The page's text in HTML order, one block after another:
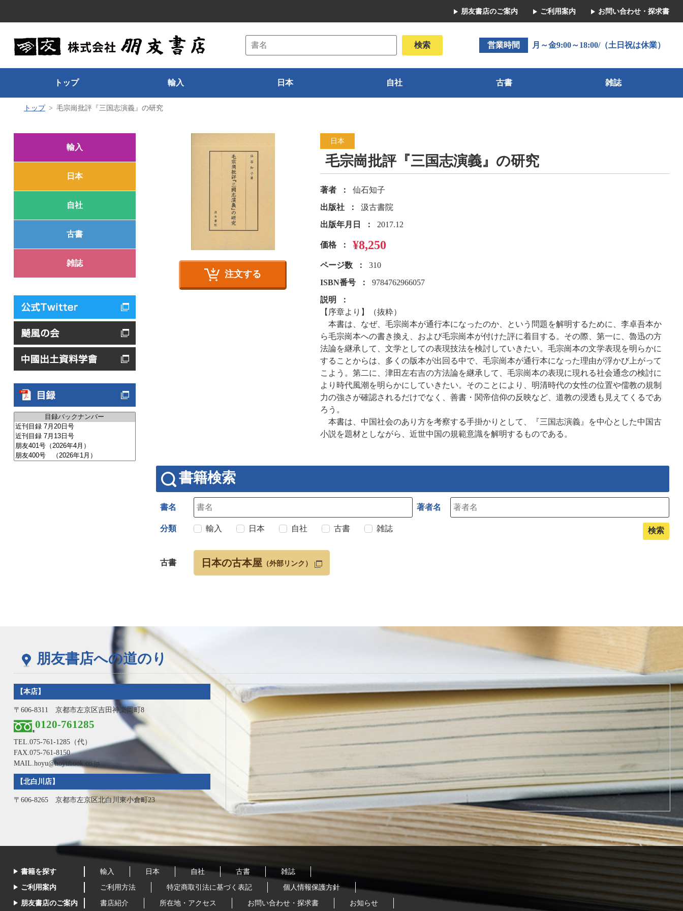
朋友書店のご案内 ご利用案内 お問い合わせ・探求書
営業時間 月～金9:00～18:00/（土日祝は休業）
トップ 輸入 日本 自社 古書 雑誌
トップ 毛宗崗批評『三国志演義』の研究
輸入
日本
自社
古書
雑誌
注文する
日本
毛宗崗批評『三国志演義』の研究
著者
仙石知子
出版社
汲古書院
出版年月日
2017.12
価格 ¥8,250
ページ数
310
ISBN番号
9784762966057
説明
【序章より】（抜粋）
本書は、なぜ、毛宗崗本が通行本になったのか、という問題を解明するために、李卓吾本か
ら毛宗崗本への書き換え、および毛宗崗本が付けた評に着目する。その際、第一に、魯迅の方
法論を継承して、文学としての表現技法を検討していきたい。毛宗崗本の文学表現を明らかに
することからは、多くの版本が出回る中で、毛宗崗本が通行本になった理由が浮かび上がって
こよう。第二に、津田左右吉の方法論を継承して、毛宗崗本の表現に現れる社会通念の検討に
より時代風潮を明らかにしていきたい。そのことにより、明清時代の女性の位置や儒教の規制
力の強さが確認されるだけでなく、善書・関帝信仰の反映など、道教の浸透も見えてくるであ
ろう。
本書は、中国社会のあり方を考察する手掛かりとして、『三国志演義』を中心とした中国古
小説を題材としながら、近世中国の規範意識を解明するものである。
書籍検索
書名 著者名
分類 輸入 日本 自社 古書 雑誌
古書 日本の古本屋 （外部リンク）
朋友書店への道のり
【本店】
〒606-8311 京都市左京区吉田神楽岡町8
0120-761285
TEL. 075-761-1285（代）
FAX.075-761-8150
MAIL.hoyu@hoyubook.co.jp
【北白川店】
〒606-8265 京都市左京区北白川東小倉町23
書籍を探す 輸入 日本 自社 古書 雑誌
ご利用案内 ご利用方法 特定商取引法に基づく表記 個人情報保護方針
朋友書店のご案内 書店紹介 所在地・アクセス お問い合わせ・探求書 お知らせ